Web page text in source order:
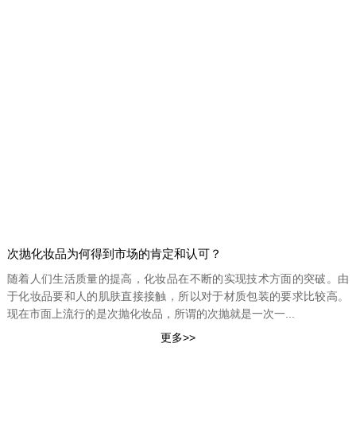
次抛化妆品为何得到市场的肯定和认可？
随着人们生活质量的提高，化妆品在不断的实现技术方面的突破。由
于化妆品要和人的肌肤直接接触，所以对于材质包装的要求比较高。
现在市面上流行的是次抛化妆品，所谓的次抛就是一次一...